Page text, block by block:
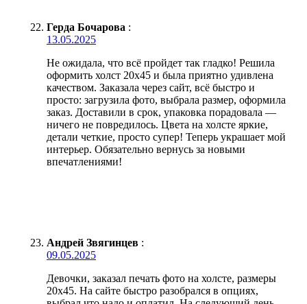
Герда Бочарова :
13.05.2025
Не ожидала, что всё пройдет так гладко! Решила
оформить холст 20х45 и была приятно удивлена
качеством. Заказала через сайт, всё быстро и
просто: загрузила фото, выбрала размер, оформила
заказ. Доставили в срок, упаковка порадовала —
ничего не повредилось. Цвета на холсте яркие,
детали четкие, просто супер! Теперь украшает мой
интерьер. Обязательно вернусь за новыми
впечатлениями!
Андрей Звягинцев :
09.05.2025
Девочки, заказал печать фото на холсте, размеры
20х45. На сайте быстро разобрался в опциях,